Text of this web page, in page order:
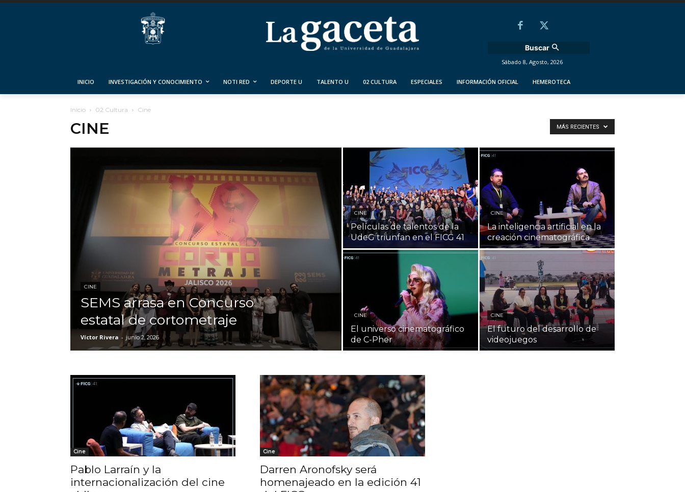
Buscar
Sábado 8, Agosto, 2026
INICIO INVESTIGACIÓN Y CONOCIMIENTO NOTI RED DEPORTE U TALENTO U 02 CULTURA ESPECIALES INFORMACIÓN OFICIAL HEMEROTECA
Inicio 02 Cultura Cine
CINE MÁS RECIENTES
CINE
SEMS arrasa en Concurso
estatal de cortometraje
Víctor Rivera - junio 2, 2026
CINE
Películas de talentos de la
UdeG triunfan en el FICG 41
CINE
La inteligencia artificial en la
creación cinematográfica
CINE
El universo cinematográfico
de C-Pher
CINE
El futuro del desarrollo de
videojuegos
Cine
Pablo Larraín y la
internacionalización del cine
Cine
Darren Aronofsky será
homenajeado en la edición 41